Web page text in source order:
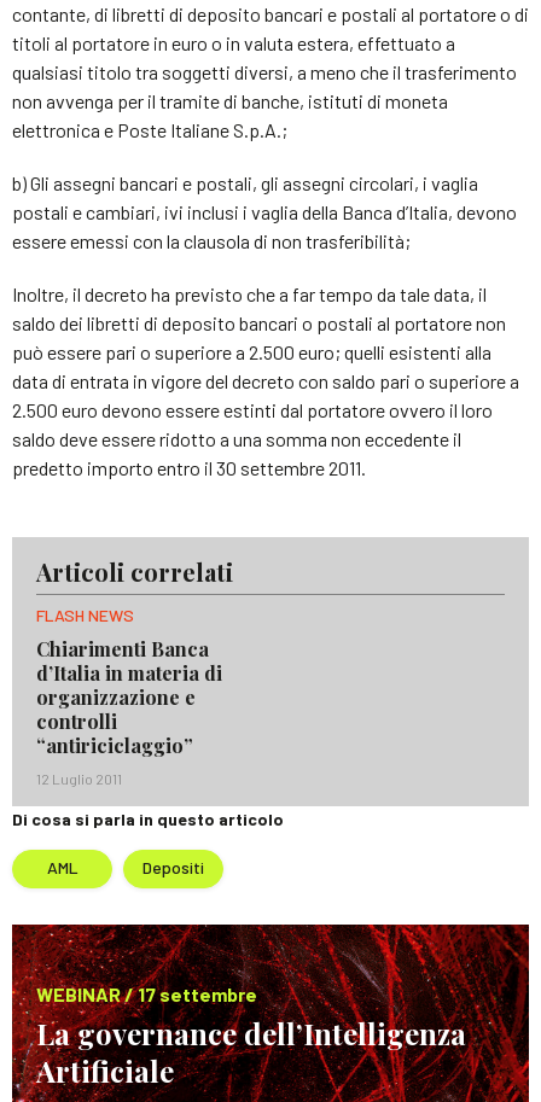
contante, di libretti di deposito bancari e postali al portatore o di
titoli al portatore in euro o in valuta estera, effettuato a
qualsiasi titolo tra soggetti diversi, a meno che il trasferimento
non avvenga per il tramite di banche, istituti di moneta
elettronica e Poste Italiane S.p.A.;
b) Gli assegni bancari e postali, gli assegni circolari, i vaglia
postali e cambiari, ivi inclusi i vaglia della Banca d’Italia, devono
essere emessi con la clausola di non trasferibilità;
Inoltre, il decreto ha previsto che a far tempo da tale data, il
saldo dei libretti di deposito bancari o postali al portatore non
può essere pari o superiore a 2.500 euro; quelli esistenti alla
data di entrata in vigore del decreto con saldo pari o superiore a
2.500 euro devono essere estinti dal portatore ovvero il loro
saldo deve essere ridotto a una somma non eccedente il
predetto importo entro il 30 settembre 2011.
Articoli correlati
FLASH NEWS
Chiarimenti Banca
d’Italia in materia di
organizzazione e
controlli
“antiriciclaggio”
12 Luglio 2011
Di cosa si parla in questo articolo
AML Depositi
WEBINAR / 17 settembre
La governance dell’Intelligenza
Artificiale